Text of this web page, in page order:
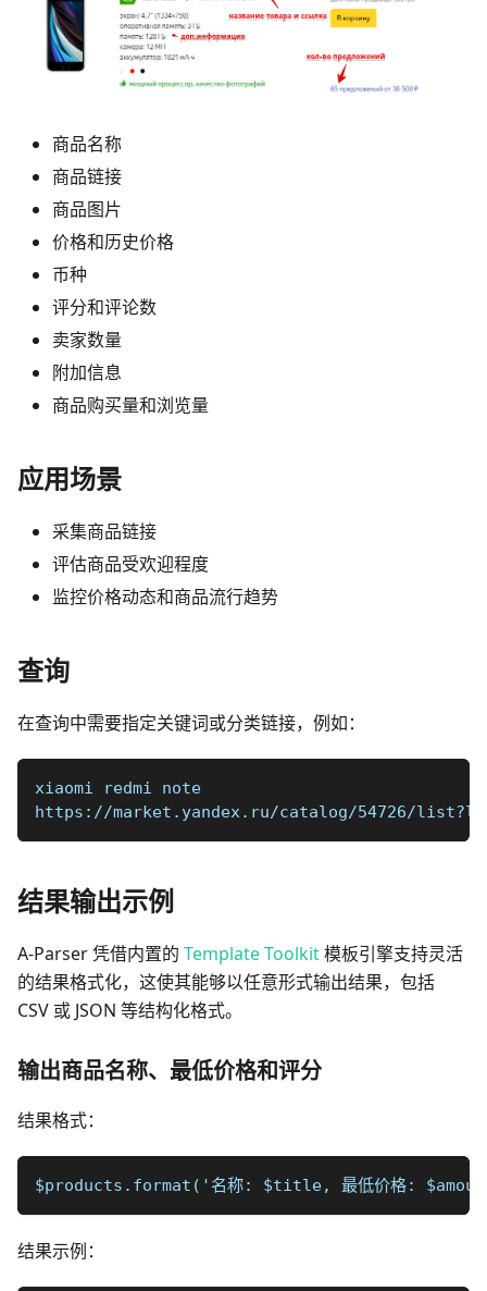
商品名称
商品链接
商品图片
价格和历史价格
币种
评分和评论数
卖家数量
附加信息
商品购买量和浏览量
应用场景
采集商品链接
评估商品受欢迎程度
监控价格动态和商品流行趋势
查询
在查询中需要指定关键词或分类链接，例如：
xiaomi redmi note
https://market.yandex.ru/catalog/54726/
结果输出示例
A-Parser 凭借内置的 Template Toolkit模板引擎支持灵活
的结果格式化，这使其能够以任意形式输出结果，包括
CSV 或 JSON 等结构化格式。
输出商品名称、最低价格和评分
结果格式：
$products.format('名称: $title, 最低价格:
结果示例：